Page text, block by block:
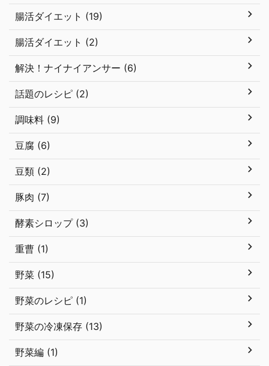
腸活ダイエット (19)
腸活ダイエット (2)
解決！ナイナイアンサー (6)
話題のレシピ (2)
調味料 (9)
豆腐 (6)
豆類 (2)
豚肉 (7)
酵素シロップ (3)
重曹 (1)
野菜 (15)
野菜のレシピ (1)
野菜の冷凍保存 (13)
野菜編 (1)